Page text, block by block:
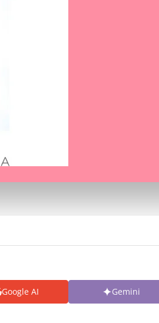
Google AI Gemini